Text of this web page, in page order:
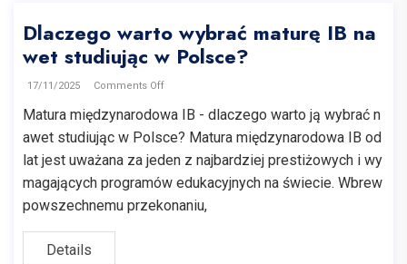
Dlaczego warto wybrać maturę IB na
wet studiując w Polsce?
17/11/2025 Comments Off
Matura międzynarodowa IB - dlaczego warto ją wybrać n
awet studiując w Polsce? Matura międzynarodowa IB od
lat jest uważana za jeden z najbardziej prestiżowych i wy
magających programów edukacyjnych na świecie. Wbrew
powszechnemu przekonaniu,
Details